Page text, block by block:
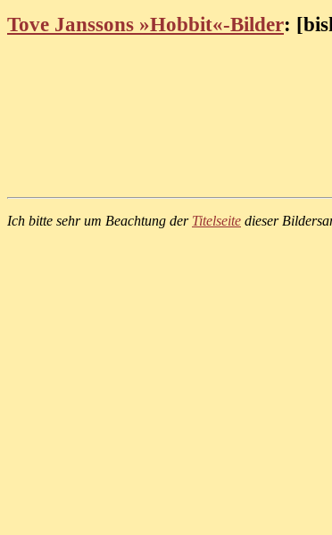
Tove Janssons »Hobbit«-Bilder:
Ich bitte sehr um Beachtung der Titelseite dieser